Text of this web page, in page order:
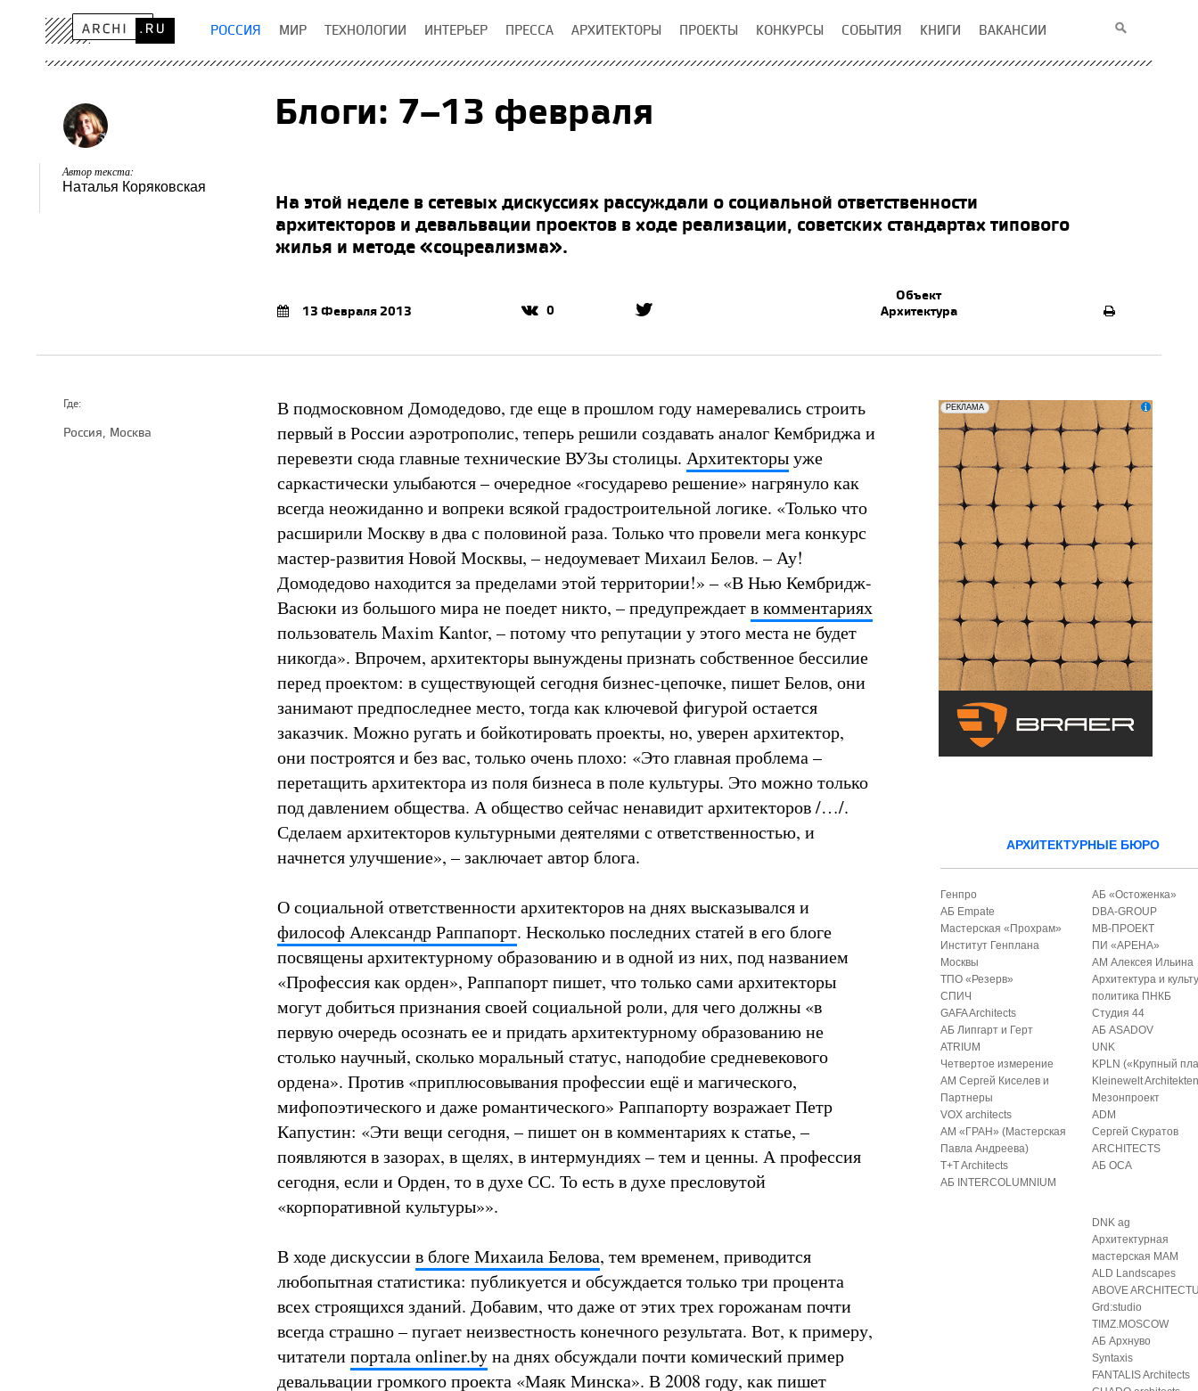
РОССИЯ МИР ТЕХНОЛОГИИ ИНТЕРЬЕР ПРЕССА АРХИТЕКТОРЫ ПРОЕКТЫ КОНКУРСЫ СОБЫТИЯ КНИГИ ВАКАНСИИ
Автор текста:
Наталья Коряковская
Блоги: 7–13 февраля
На этой неделе в сетевых дискуссиях рассуждали о социальной ответственности
архитекторов и девальвации проектов в ходе реализации, советских стандартах типового
жилья и методе «соцреализма».
13 Февраля 2013 0
Объект
Архитектура
Где:
Россия, Москва
В подмосковном Домодедово, где еще в прошлом году намеревались строить
первый в России аэротрополис, теперь решили создавать аналог Кембриджа и
перевезти сюда главные технические ВУЗы столицы. Архитекторыуже
саркастически улыбаются – очередное «государево решение» нагрянуло как
всегда неожиданно и вопреки всякой градостроительной логике. «Только что
расширили Москву в два с половиной раза. Только что провели мега конкурс
мастер-развития Новой Москвы, – недоумевает Михаил Белов. – Ау!
Домодедово находится за пределами этой территории!» – «В Нью Кембридж-
Васюки из большого мира не поедет никто, – предупреждаетв комментариях
пользователь Maxim Kantor, – потому что репутации у этого места не будет
никогда». Впрочем, архитекторы вынуждены признать собственное бессилие
перед проектом: в существующей сегодня бизнес-цепочке, пишет Белов, они
занимают предпоследнее место, тогда как ключевой фигурой остается
заказчик. Можно ругать и бойкотировать проекты, но, уверен архитектор,
они построятся и без вас, только очень плохо: «Это главная проблема –
перетащить архитектора из поля бизнеса в поле культуры. Это можно только
под давлением общества. А общество сейчас ненавидит архитекторов /…/.
Сделаем архитекторов культурными деятелями с ответственностью, и
начнется улучшение», – заключает автор блога.
О социальной ответственности архитекторов на днях высказывался и
философ Александр Раппапорт. Несколько последних статей в его блоге
посвящены архитектурному образованию и в одной из них, под названием
«Профессия как орден», Раппапорт пишет, что только сами архитекторы
могут добиться признания своей социальной роли, для чего должны «в
первую очередь осознать ее и придать архитектурному образованию не
столько научный, сколько моральный статус, наподобие средневекового
ордена». Против «приплюсовывания профессии ещё и магического,
мифопоэтического и даже романтического» Раппапорту возражает Петр
Капустин: «Эти вещи сегодня, – пишет он в комментариях к статье, –
появляются в зазорах, в щелях, в интермундиях – тем и ценны. А профессия
сегодня, если и Орден, то в духе СС. То есть в духе пресловутой
«корпоративной культуры»».
В ходе дискуссиив блоге Михаила Белова, тем временем, приводится
любопытная статистика: публикуется и обсуждается только три процента
всех строящихся зданий. Добавим, что даже от этих трех горожанам почти
всегда страшно – пугает неизвестность конечного результата. Вот, к примеру,
читателипортала onliner.byна днях обсуждали почти комический пример
девальвации громкого проекта «Маяк Минска». В 2008 году, как пишет
erid: LatgCAXLX
РЕКЛАМА
ООО «ТД БРАЕР»
АРХИТЕКТУРНЫЕ БЮРО
Генпро
АБ Empate
Мастерская «Прохрам»
Институт Генплана
Москвы
ТПО «Резерв»
СПИЧ
GAFA Architects
АБ Липгарт и Герт
ATRIUM
Четвертое измерение
АМ Сергей Киселев и
Партнеры
VOX architects
АМ «ГРАН» (Мастерская
Павла Андреева)
T+T Architects
АБ INTERCOLUMNIUM
АБ «Остоженка»
DBA-GROUP
МВ-ПРОЕКТ
ПИ «АРЕНА»
АМ Алексея Ильина
Архитектура и
политика ПНКБ
Студия 44
АБ ASADOV
UNK
KPLN («Крупный
Kleinewelt
Мезонпроект
ADM
Сергей Скуратов
ARCHITECTS
АБ ОСА
DNK ag
Архитектурная
мастерская МАМ
ALD Landscapes
ABOVE
Grd:studio
TIMZ.MOSCOW
АБ Архнуво
Syntaxis
FANTALIS Architects